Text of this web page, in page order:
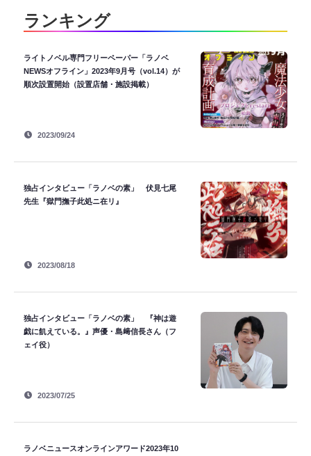
ランキング
ライトノベル専門フリーペーパー「ラノベ
NEWSオフライン」2023年9月号（vol.14）が
順次設置開始（設置店舗・施設掲載）
2023/09/24
独占インタビュー「ラノベの素」 伏見七尾
先生『獄門撫子此処ニ在リ』
2023/08/18
独占インタビュー「ラノベの素」 『神は遊
戯に飢えている。』声優・島﨑信長さん（フ
ェイ役）
2023/07/25
ラノベニュースオンラインアワード2023年10